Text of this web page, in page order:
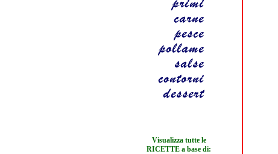
Visualizza tutte le
RICETTE a base di: